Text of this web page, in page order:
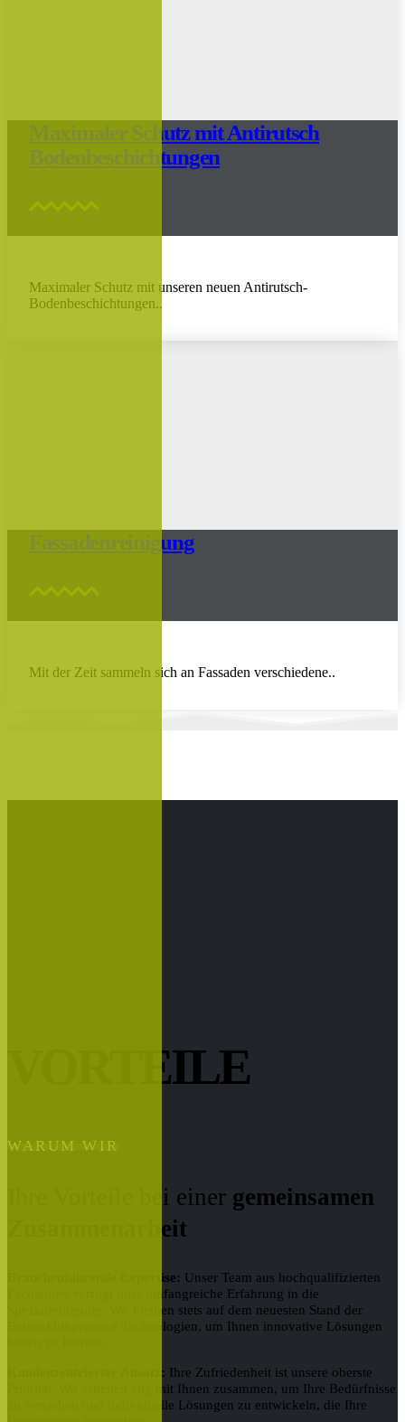
Maximaler Schutz mit Antirutsch
Bodenbeschichtungen
Maximaler Schutz mit unseren neuen Antirutsch-
Bodenbeschichtungen..
Fassadenreinigung
Mit der Zeit sammeln sich an Fassaden verschiedene..
VORTEILE
WARUM WIR
Ihre Vorteile bei einer gemeinsamen
Zusammenarbeit
Branchenführende Expertise: Unser Team aus hochqualifizierten
Fachleuten verfügt über umfangreiche Erfahrung in die
Spezialreinigung. Wir bleiben stets auf dem neuesten Stand der
Entwicklungen und Technologien, um Ihnen innovative Lösungen
Kundenzentrierter Ansatz: Ihre Zufriedenheit ist unsere oberste
Priorität. Wir arbeiten eng mit Ihnen zusammen, um Ihre Bedürfnisse
zu verstehen und individuelle Lösungen zu entwickeln, die Ihre